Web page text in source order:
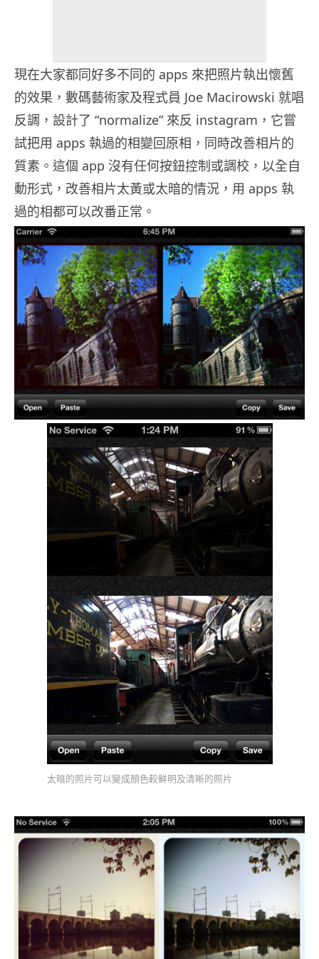
現在大家都同好多不同的 apps 來把照片執出懷舊
的效果，數碼藝術家及程式員 Joe Macirowski 就唱
反調，設計了 “normalize” 來反 instagram，它嘗
試把用 apps 執過的相變回原相，同時改善相片的
質素。這個 app 沒有任何按鈕控制或調校，以全自
動形式，改善相片太黃或太暗的情況，用 apps 執
過的相都可以改番正常。
太暗的照片可以變成顏色較鮮明及清晰的照片